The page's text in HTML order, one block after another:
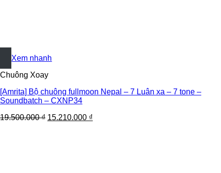
+
Xem nhanh
Chuông Xoay
[Amrita] Bộ chuông fullmoon Nepal – 7 Luân xa – 7 tone –
Soundbatch – CXNP34
19.500.000₫ 15.210.000 ₫